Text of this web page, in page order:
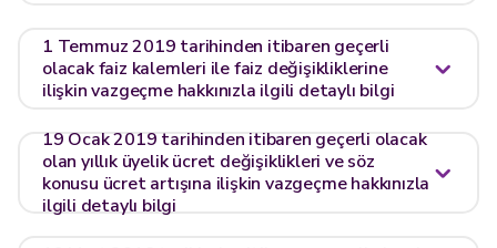
1 Temmuz 2019 tarihinden itibaren geçerli
olacak faiz kalemleri ile faiz değişikliklerine
ilişkin vazgeçme hakkınızla ilgili detaylı bilgi
19 Ocak 2019 tarihinden itibaren geçerli olacak
olan yıllık üyelik ücret değişiklikleri ve söz
konusu ücret artışına ilişkin vazgeçme hakkınızla
ilgili detaylı bilgi